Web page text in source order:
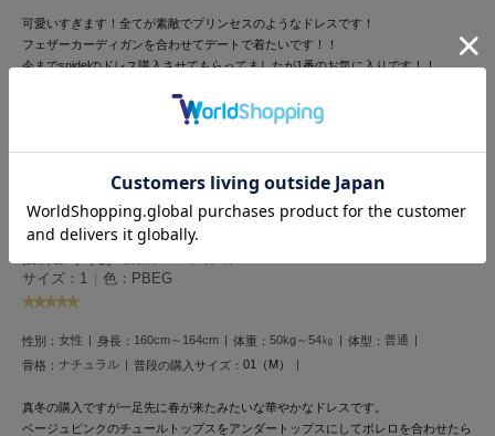
le coq sportif
ルコックスポルティフ
LeSportsac
レスポートサック
LILY BROWN
リリーブラウン
リリーブラウンランジェリー
可愛いすぎます！全てが素敵でプリンセスのようなドレスです！
フェザーカーディガンを合わせてデートで着たいです！！
今までsnidelのドレス購入させてもらってましたが1番のお気に入りです！！
4人のお客様が参考になったと回答しています
一足先に春
サイズ：1 色：PBEG
性別： 女性 身長： 160cm～164cm 体重： 50kg～54㎏ 体型： 普通
骨格： ナチュラル 普段の購入サイズ： 01（М）
真冬の購入ですが一足先に春が来たみたいな華やかなドレスです。
ベージュピンクのチュールトップスをアンダートップスにしてボレロを合わせたら